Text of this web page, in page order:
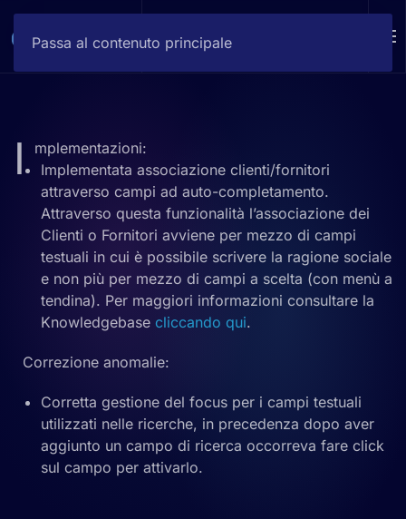
Passa al contenuto principale
I
mplementazioni:
Implementata associazione clienti/fornitori
attraverso campi ad auto-completamento.
Attraverso questa funzionalità l’associazione dei
Clienti o Fornitori avviene per mezzo di campi
testuali in cui è possibile scrivere la ragione sociale
e non più per mezzo di campi a scelta (con menù a
tendina). Per maggiori informazioni consultare la
Knowledgebase cliccando qui.
Correzione anomalie:
Corretta gestione del focus per i campi testuali
utilizzati nelle ricerche, in precedenza dopo aver
aggiunto un campo di ricerca occorreva fare click
sul campo per attivarlo.